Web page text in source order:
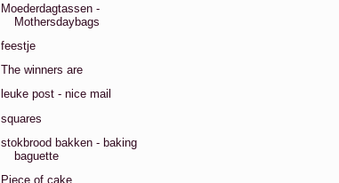
Moederdagtassen -
Mothersdaybags
feestje
The winners are
leuke post - nice mail
squares
stokbrood bakken - baking
baguette
Piece of cake...